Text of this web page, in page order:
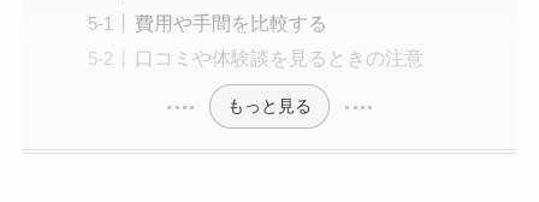
費用や手間を比較する
口コミや体験談を見るときの注意
もっと見る